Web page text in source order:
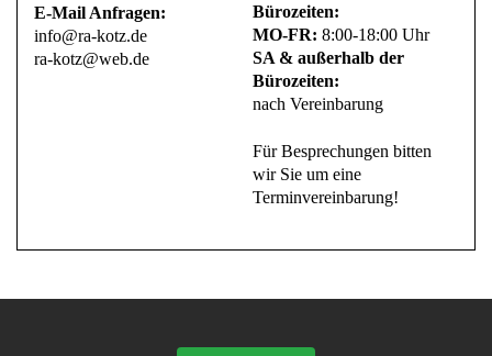
E-Mail Anfragen:
info@ra-kotz.de
ra-kotz@web.de
Bürozeiten:
MO-FR:8:00-18:00 Uhr
SA & außerhalb der
Bürozeiten:
nach Vereinbarung
Für Besprechungen bitten
wir Sie um eine
Terminvereinbarung!